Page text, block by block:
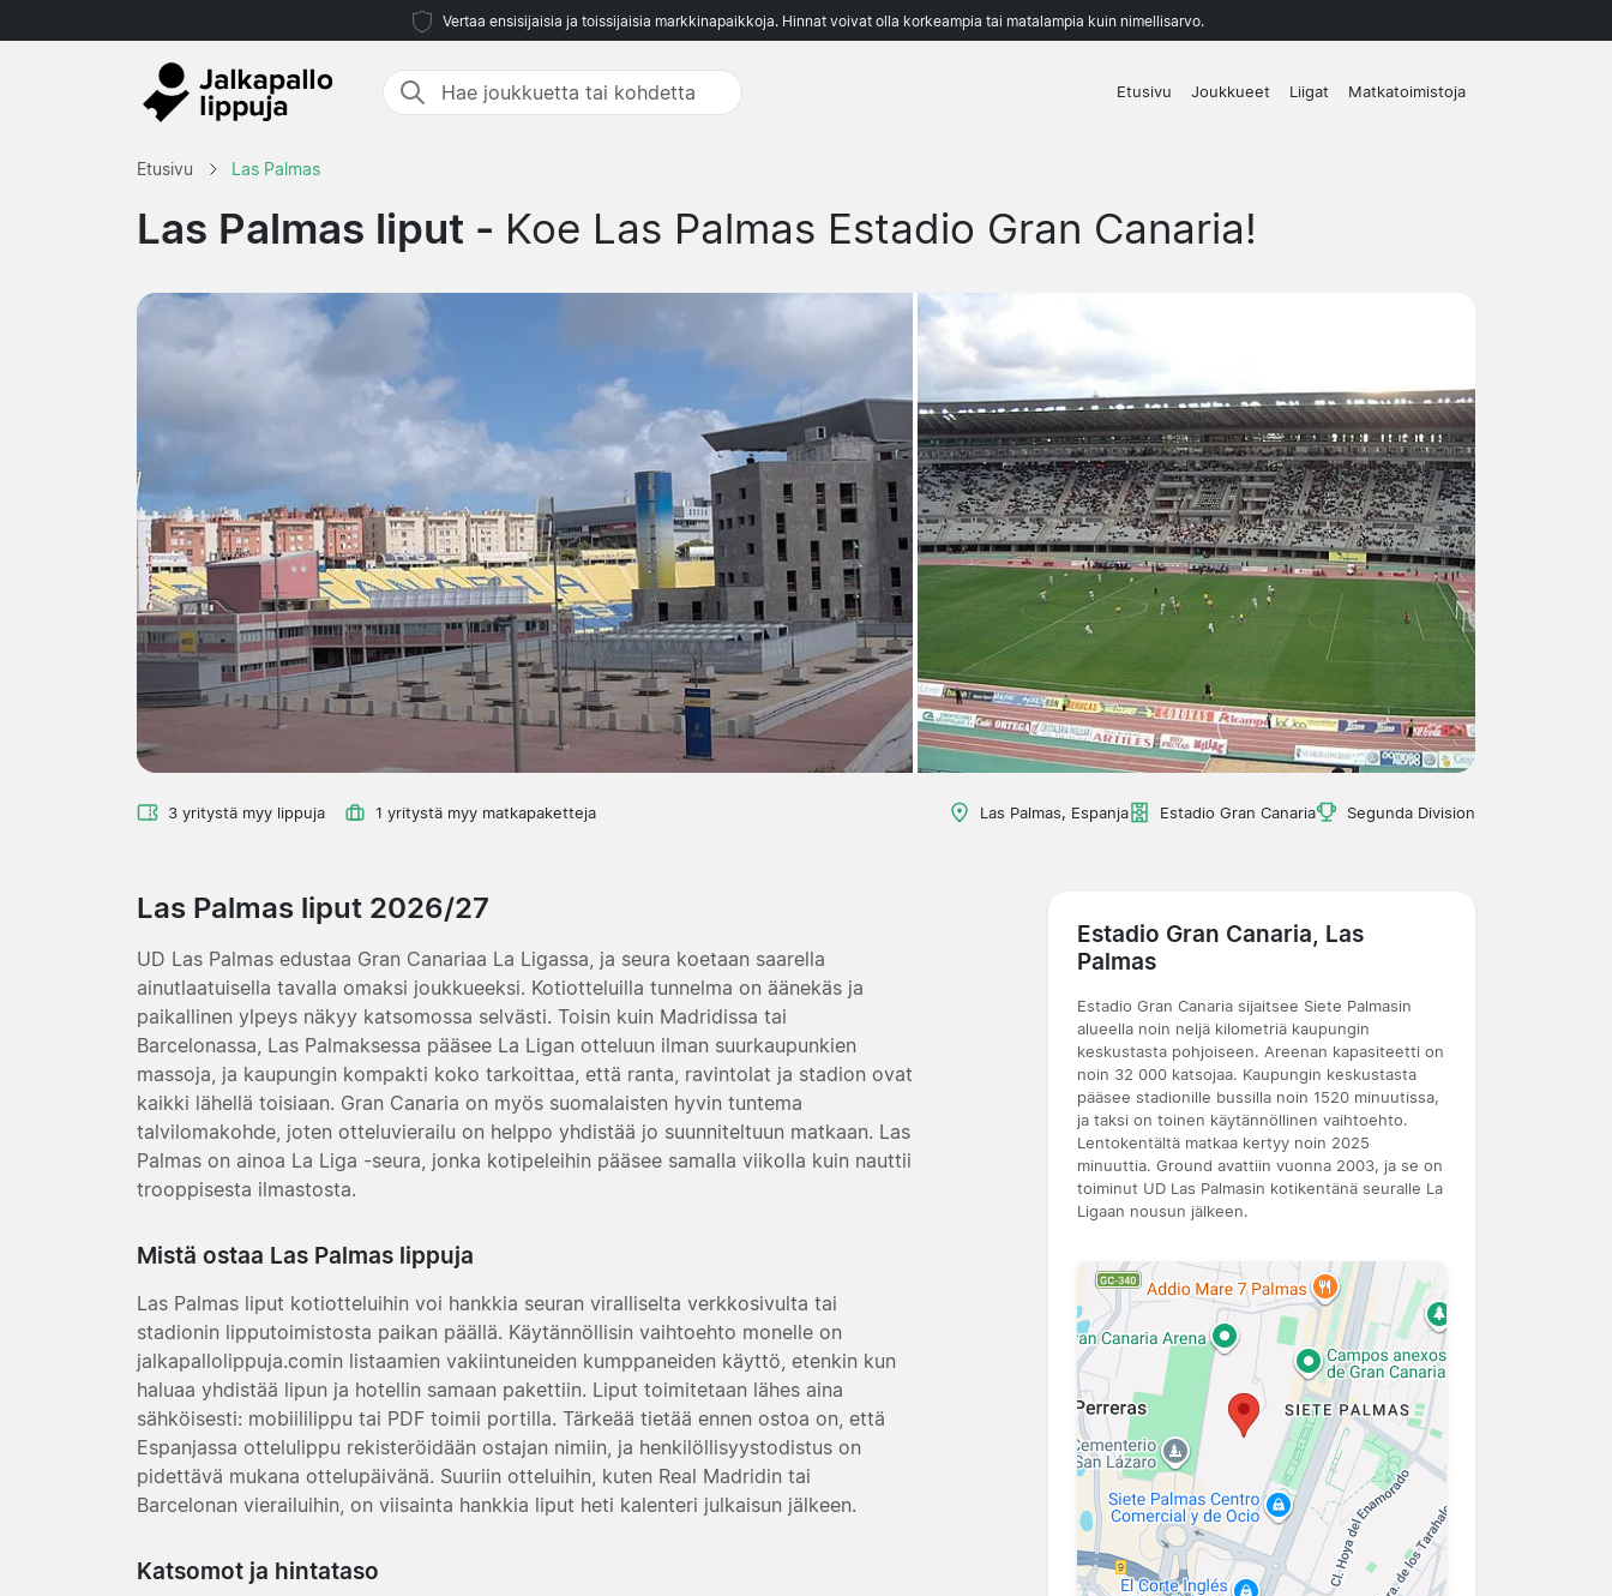
Vertaa ensisijaisia ja toissijaisia markkinapaikkoja. Hinnat voivat olla korkeampia tai matalampia kuin nimellisarvo.
Etusivu Joukkueet Liigat Matkatoimistoja
Etusivu Las Palmas
Las Palmas liput - Koe Las Palmas Estadio Gran Canaria!
3 yritystä myy lippuja 1 yritystä myy matkapaketteja Las Palmas, Espanja Estadio Gran Canaria Segunda Division
Las Palmas liput 2026/27
UD Las Palmas edustaa Gran Canariaa La Ligassa, ja seura koetaan saarella
ainutlaatuisella tavalla omaksi joukkueeksi. Kotiotteluilla tunnelma on äänekäs ja
paikallinen ylpeys näkyy katsomossa selvästi. Toisin kuin Madridissa tai
Barcelonassa, Las Palmaksessa pääsee La Ligan otteluun ilman suurkaupunkien
massoja, ja kaupungin kompakti koko tarkoittaa, että ranta, ravintolat ja stadion ovat
kaikki lähellä toisiaan. Gran Canaria on myös suomalaisten hyvin tuntema
talvilomakohde, joten otteluvierailu on helppo yhdistää jo suunniteltuun matkaan. Las
Palmas on ainoa La Liga -seura, jonka kotipeleihin pääsee samalla viikolla kuin nauttii
trooppisesta ilmastosta.
Mistä ostaa Las Palmas lippuja
Las Palmas liput kotiotteluihin voi hankkia seuran viralliselta verkkosivulta tai
stadionin lipputoimistosta paikan päällä. Käytännöllisin vaihtoehto monelle on
jalkapallolippuja.comin listaamien vakiintuneiden kumppaneiden käyttö, etenkin kun
haluaa yhdistää lipun ja hotellin samaan pakettiin. Liput toimitetaan lähes aina
sähköisesti: mobiililippu tai PDF toimii portilla. Tärkeää tietää ennen ostoa on, että
Espanjassa ottelulippu rekisteröidään ostajan nimiin, ja henkilöllisyystodistus on
pidettävä mukana ottelupäivänä. Suuriin otteluihin, kuten Real Madridin tai
Barcelonan vierailuihin, on viisainta hankkia liput heti kalenteri julkaisun jälkeen.
Katsomot ja hintataso
Estadio Gran Canaria, Las
Palmas
Estadio Gran Canaria sijaitsee Siete Palmasin
alueella noin neljä kilometriä kaupungin
keskustasta pohjoiseen. Areenan kapasiteetti on
noin 32 000 katsojaa. Kaupungin keskustasta
pääsee stadionille bussilla noin 1520 minuutissa,
ja taksi on toinen käytännöllinen vaihtoehto.
Lentokentältä matkaa kertyy noin 2025
minuuttia. Ground avattiin vuonna 2003, ja se on
toiminut UD Las Palmasin kotikentänä seuralle La
Ligaan nousun jälkeen.